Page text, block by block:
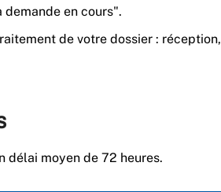
demande en cours".
de votre dossier : réception,
délai moyen de 72 heures.